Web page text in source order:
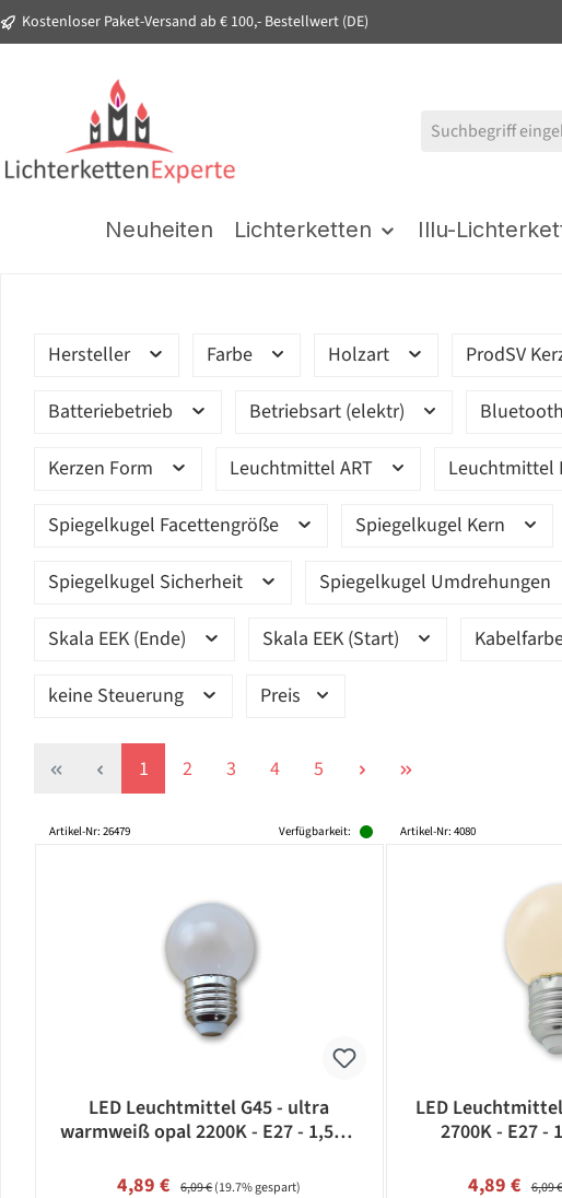
Zur Hauptnavigation springen
Kostenloser Paket-Versand ab € 100,- Bestellwert (DE)
Neuheiten Lichterketten Illu-
Hersteller Farbe Holzart ProdSV
Batteriebetrieb Betriebsart (elektr) Bluetooth
Kerzen Form Leuchtmittel ART Leuchtmittel
Spiegelkugel Facettengröße Spiegelkugel Kern
Spiegelkugel Sicherheit Spiegelkugel Umdrehungen
Skala EEK (Ende) Skala EEK (Start)
keine Steuerung Preis
Seite
1 Seite
2 Seite
3 Seite
4 Seite
5
Artikel-Nr: 26479 Verfügbarkeit:
LED Leuchtmittel G45 - ultra
warmweiß opal 2200K - E27 - 1,5W |
Verkaufspreis:
4,89 € Regulärer Preis:
6,09 €(19.7% gespart)
Artikel-Nr: 4080
LED
2700K - E27 -
4,89 € 6,09 €